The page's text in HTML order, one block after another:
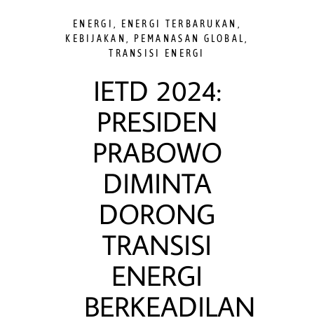
ENERGI ENERGI TERBARUKAN
KEBIJAKAN
PEMANASAN GLOBAL
TRANSISI ENERGI
IETD 2024:
PRESIDEN
PRABOWO
DIMINTA
DORONG
TRANSISI
ENERGI
BERKEADILAN